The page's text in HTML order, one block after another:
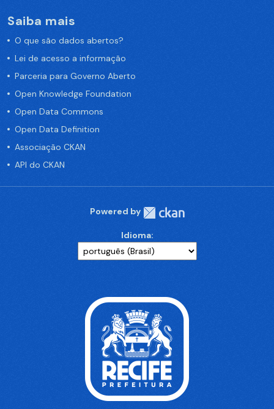
Saiba mais
O que são dados abertos?
Lei de acesso a informação
Parceria para Governo Aberto
Open Knowledge Foundation
Open Data Commons
Open Data Definition
Associação CKAN
API do CKAN
Powered by
Idioma